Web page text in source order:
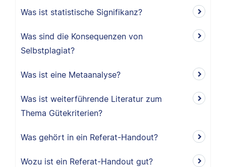
Was ist statistische Signifikanz?
Was sind die Konsequenzen von
Selbstplagiat?
Was ist eine Metaanalyse?
Was ist weiterführende Literatur zum
Thema Gütekriterien?
Was gehört in ein Referat-Handout?
Wozu ist ein Referat-Handout gut?